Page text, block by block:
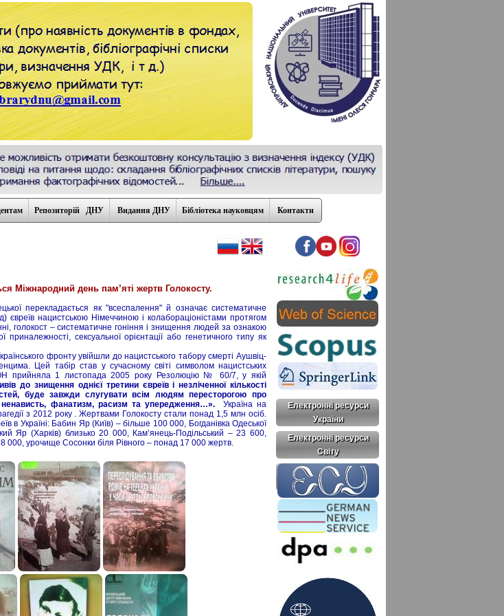
Репозиторій ДНУ Видання ДНУ Бібліотека науковцям Контакти
Міжнародний день пам’яті жертв Голокосту.
перекладається як "всеспалення" й означає систематичне
євреїв нацистською Німеччиною і колабораціоністами протягом
голокост – систематичне гоніння і знищення людей за ознакою
приналежності, сексуальної орієнтації або генетичного типу як
фронту увійшли до нацистського табору смерті Аушвіц-
Цей табір став у сучасному світі символом нацистських
прийняла 1 листопада 2005 року Резолюцію № 60/7, у якій
до знищення однієї третини євреїв і незліченної кількості
буде завжди слугувати всім людям пересторогою про
ненависть, фанатизм, расизм та упередження…». Україна на
з 2012 року . Жертвами Голокосту стали понад 1,5 млн осіб.
в Україні: Бабин Яр (Київ) – більше 100 000, Богданівка Одеської
Яр (Харків) близько 20 000, Кам’янець-Подільський – 23 600,
000, урочище Сосонки біля Рівного – понад 17 000 жертв.
Електронні ресурси
України
Електронні ресурси
Світу